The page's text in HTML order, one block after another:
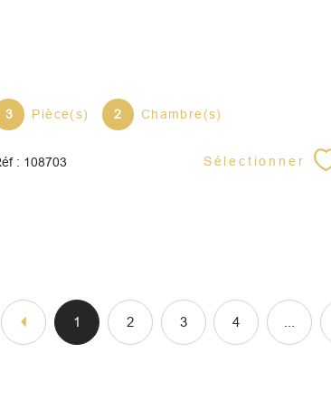
3 Pièce(s) 2 Chambre(s)
: 108703 Sélectionner
1 2 3 4